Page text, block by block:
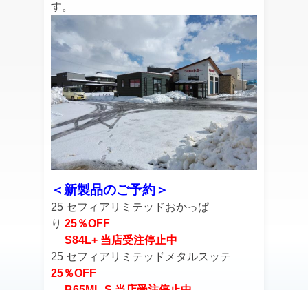
す。
＜新製品のご予約＞
25 セフィアリミテッドおかっぱ
り 25％OFF
S84L+ 当店受注停止中
25 セフィアリミテッドメタルスッテ
25％OFF